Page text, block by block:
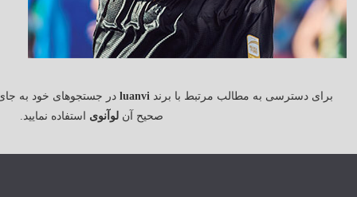
برای دسترسی به مطالب مرتبط با برندluanvi در جستجوهای خود به
صحیح آنلوآنوی استفاده نمایید.